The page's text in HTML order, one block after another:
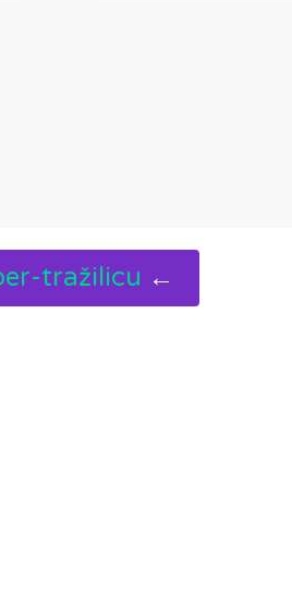
tražilicu ←